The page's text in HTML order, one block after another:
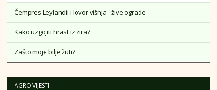
Čempres Leylandii i lovor višnja - žive ograde
Kako uzgojiti hrast iz žira?
Zašto moje bilje žuti?
AGRO VIJESTI